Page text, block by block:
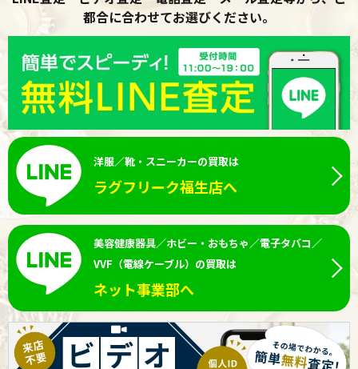
都合に合わせてお選びください。
洋服／靴・スニーカーの買取は
ラグフリーク福生店へ
美容健康器具／ホビー・おもちゃ／電子タバコ／
VVF（電線ケーブル）の買取は
ネット事業部へ